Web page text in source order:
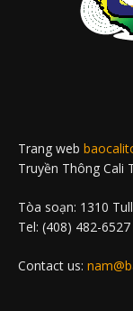
Trang web
Truyền Thông Cali
Tòa soạn: 1310
Tel: (408) 482-
Contact us: